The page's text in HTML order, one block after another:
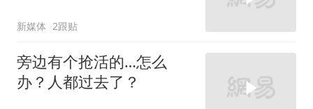
新媒体 2跟贴
旁边有个抢活的…怎么
办？人都过去了？